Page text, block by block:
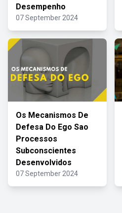
Desempenho
07 September 2024
Os Mecanismos De
Defesa Do Ego Sao
Processos
Subconscientes
Desenvolvidos
07 September 2024